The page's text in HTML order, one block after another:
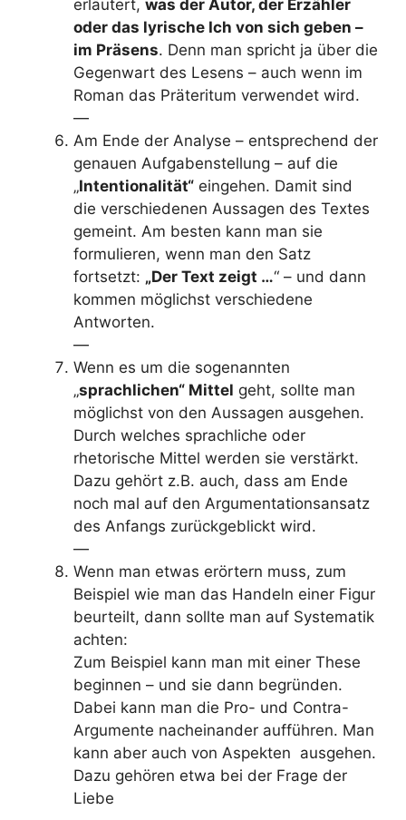
erläutert, was der Autor, der Erzähler
oder das lyrische Ich von sich geben –
im Präsens. Denn man spricht ja über die
Gegenwart des Lesens – auch wenn im
Roman das Präteritum verwendet wird.
—
Am Ende der Analyse – entsprechend der
genauen Aufgabenstellung – auf die
„Intentionalität“ eingehen. Damit sind
die verschiedenen Aussagen des Textes
gemeint. Am besten kann man sie
formulieren, wenn man den Satz
fortsetzt: „Der Text zeigt …“ – und dann
kommen möglichst verschiedene
Antworten.
—
Wenn es um die sogenannten
„sprachlichen“ Mittel geht, sollte man
möglichst von den Aussagen ausgehen.
Durch welches sprachliche oder
rhetorische Mittel werden sie verstärkt.
Dazu gehört z.B. auch, dass am Ende
noch mal auf den Argumentationsansatz
des Anfangs zurückgeblickt wird.
—
Wenn man etwas erörtern muss, zum
Beispiel wie man das Handeln einer Figur
beurteilt, dann sollte man auf Systematik
achten:
Zum Beispiel kann man mit einer These
beginnen – und sie dann begründen.
Dabei kann man die Pro- und Contra-
Argumente nacheinander aufführen. Man
kann aber auch von Aspekten ausgehen.
Dazu gehören etwa bei der Frage der
Liebe